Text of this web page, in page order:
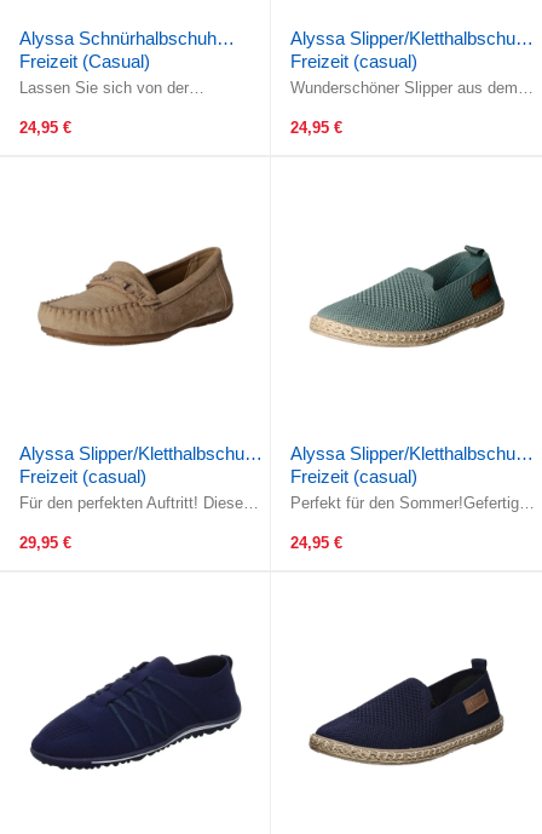
Alyssa Schnürhalbschuh
Freizeit (Casual)
Lassen Sie sich von der
überzeugen! Die Schnürung
24,95 €
Alyssa Slipper/Kletthalbschuh
Freizeit (casual)
Wunderschöner Slipper aus dem
Ausstattung im Bereich des
24,95 €
Alyssa Slipper/Kletthalbschuh
Freizeit (casual)
Für den perfekten Auftritt! Dieses
Statement! Gefertigt aus ...
29,95 €
Alyssa Slipper/Kletthalbschuh
Freizeit (casual)
Perfekt für den Sommer!Gefertigt
textilem Obermaterial. Das ...
24,95 €